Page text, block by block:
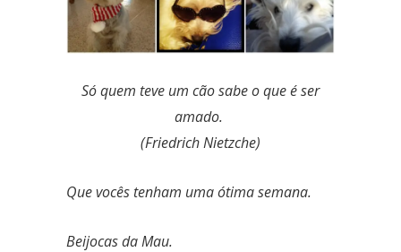
Só quem teve um cão sabe o que é ser
amado.
(Friedrich Nietzche)
Que vocês tenham uma ótima semana.
Beijocas da Mau.